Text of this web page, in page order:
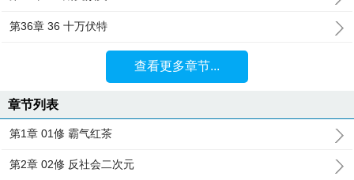
第36章 36 十万伏特
查看更多章节...
章节列表
第1章 01修 霸气红茶
第2章 02修 反社会二次元